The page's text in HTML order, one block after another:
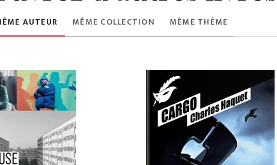
AUTEUR MÊME COLLECTION MÊME THÈME